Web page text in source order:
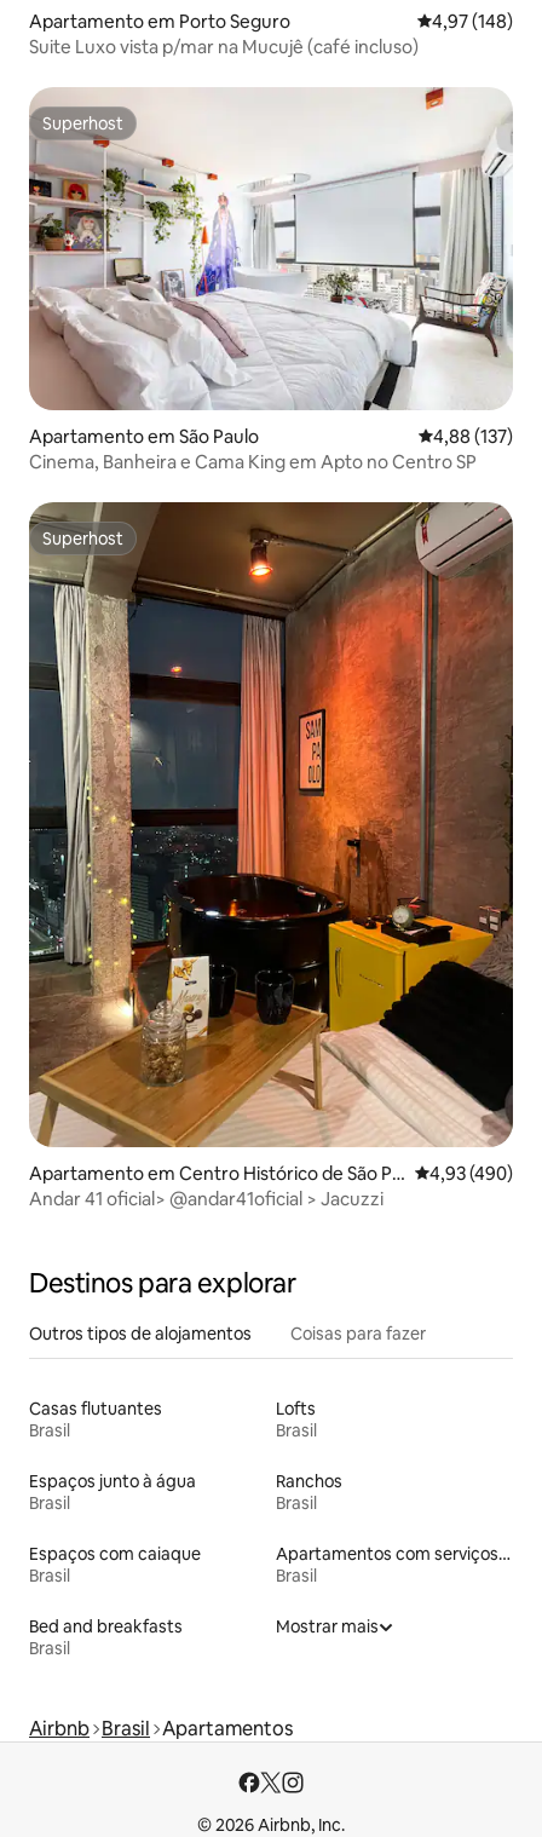
Apartamento em Porto Seguro Classificação
4,97 (148)
Suite Luxo vista p/mar na Mucujê (café incluso)
Superhost
Superhost
Apartamento em São Paulo Classificação
4,88 (137)
Cinema, Banheira e Cama King em Apto no Centro SP
Superhost
Superhost
Apartamento em Centro Histórico de São Pa
ulo
Classificação
4,93 (490)
Andar 41 oficial> @andar41oficial > Jacuzzi
Destinos para explorar
Outros tipos de alojamentos Coisas para fazer
Casas flutuantes
Brasil
Lofts
Brasil
Espaços junto à água
Brasil
Ranchos
Brasil
Espaços com caiaque
Brasil
Apartamentos com serviços incluídos
Brasil
Bed and breakfasts
Brasil
Mostrar mais
Airbnb Brasil Apartamentos
© 2026 Airbnb, Inc.